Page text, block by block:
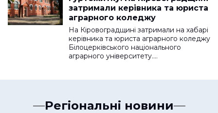
затримали керівника та юриста
аграрного коледжу
На Кіровоградщині затримали на хабарі
керівника та юриста аграрного коледжу
Білоцерківського національного
аграрного університету.…
Регіональні новини